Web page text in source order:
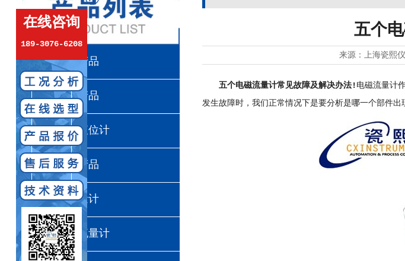
计量泵产品
真空计产品
超声波液位计
流量计产品
电磁流量计
超声波流量计
五个
来源： 上海瓷熙
五个电磁流量计常见故障及解决办法!电磁流量计
发生故障时，我们正常情况下是要分析是哪一个部件
在线咨询
189-3076-6208